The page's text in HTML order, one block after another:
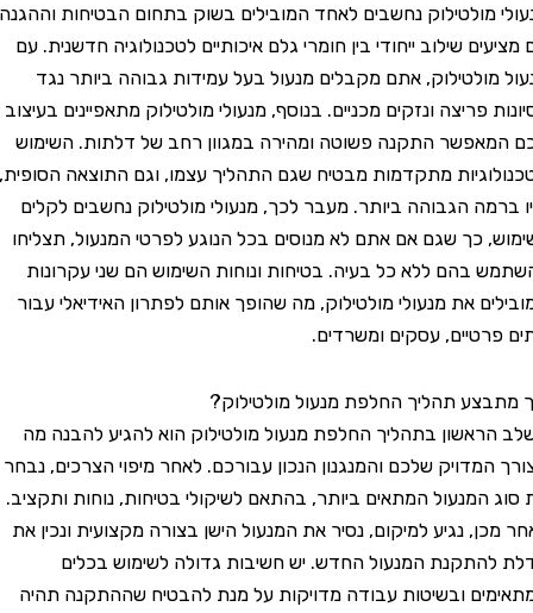
נחשבים לאחד המובילים בשוק בתחום הבטיחות וההגנה.
שילוב ייחודי בין חומרי גלם איכותיים לטכנולוגיה חדשנית. עם
אתם מקבלים מנעול בעל עמידות גבוהה ביותר נגד
פריצה ונזקים מכניים. בנוסף, מנעולי מולטילוק מתאפיינים בעיצוב
התקנה פשוטה ומהירה במגוון רחב של דלתות. השימוש
מתקדמות מבטיח שגם התהליך עצמו, וגם התוצאה הסופית,
הגבוהה ביותר. מעבר לכך, מנעולי מולטילוק נחשבים לקלים
כך שגם אם אתם לא מנוסים בכל הנוגע לפרטי המנעול, תצליחו
בהם ללא כל בעיה. בטיחות ונוחות השימוש הם שני עקרונות
את מנעולי מולטילוק, מה שהופך אותם לפתרון האידיאלי עבור
עסקים ומשרדים.
תהליך החלפת מנעול מולטילוק?
בתהליך החלפת מנעול מולטילוק הוא להגיע להבנה מה
שלכם והמנגנון הנכון עבורכם. לאחר מיפוי הצרכים, נבחר
המתאים ביותר, בהתאם לשיקולי בטיחות, נוחות ותקציב.
נגיע למיקום, נסיר את המנעול הישן בצורה מקצועית ונכין את
המנעול החדש. יש חשיבות גדולה לשימוש בכלים
ובשיטות עבודה מדויקות על מנת להבטיח שההתקנה תהיה